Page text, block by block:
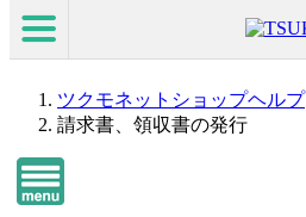
ツクモネットショップヘルプ
請求書、領収書の発行